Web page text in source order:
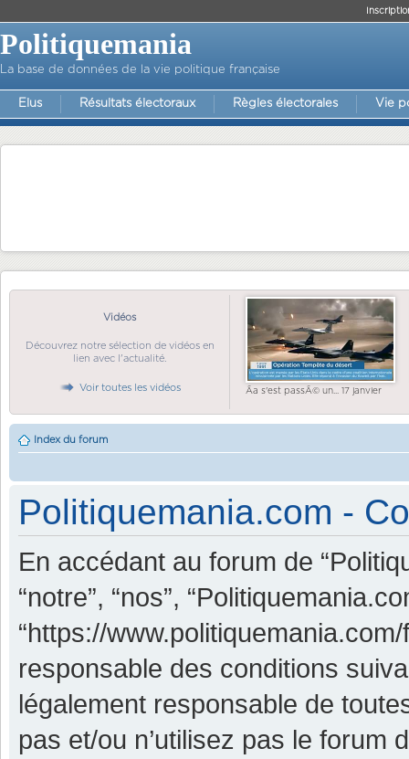
Politiquemania
La base de données de la vie politique française
Elus Résultats électoraux Règles électorales Vie
Vidéos
Découvrez notre sélection de vidéos en
lien avec l'actualité.
Voir toutes les vidéos Ãa s'est passÃ© un... 17 janvier
Index du forum
Politiquemania.com -
En accédant au forum de
“notre”, “nos”,
“https://
responsable des conditions
légalement responsable de
pas et/ou n’utilisez pas le forum